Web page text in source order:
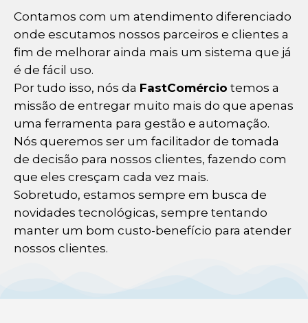
Contamos com um atendimento diferenciado
onde escutamos nossos parceiros e clientes a
fim de melhorar ainda mais um sistema que já
é de fácil uso.
Por tudo isso, nós da FastComércio temos a
missão de entregar muito mais do que apenas
uma ferramenta para gestão e automação.
Nós queremos ser um facilitador de tomada
de decisão para nossos clientes, fazendo com
que eles cresçam cada vez mais.
Sobretudo, estamos sempre em busca de
novidades tecnológicas, sempre tentando
manter um bom custo-benefício para atender
nossos clientes.